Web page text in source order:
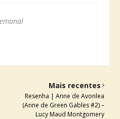
Mais recentes
Resenha | Anne de Avonlea
(Anne de Green Gables #2) –
Lucy Maud Montgomery